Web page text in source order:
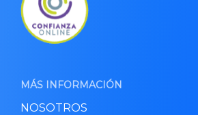
MÁS INFORMACIÓN
NOSOTROS